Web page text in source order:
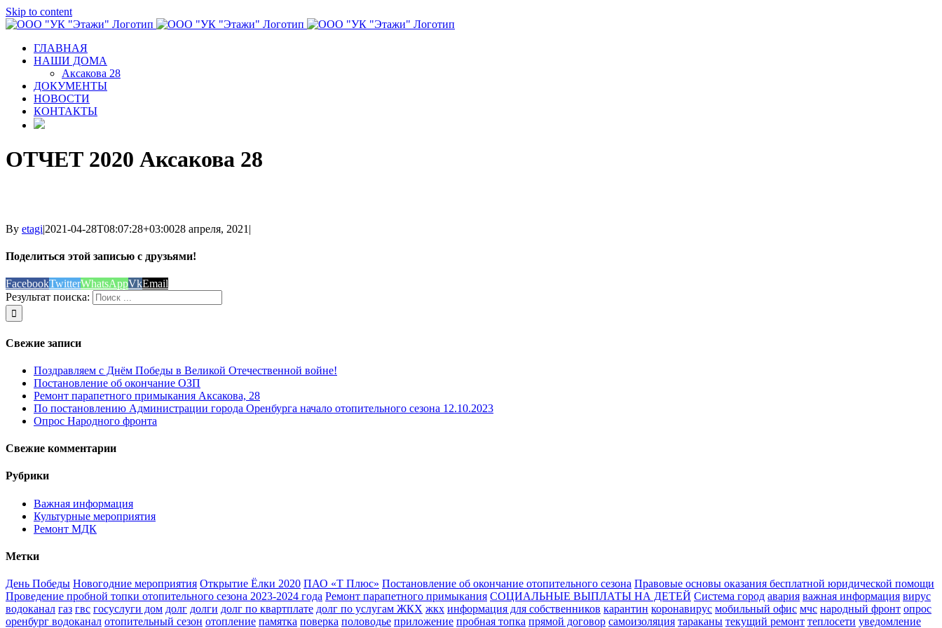
Skip to content
ГЛАВНАЯ
НАШИ ДОМА
Аксакова 28
ДОКУМЕНТЫ
НОВОСТИ
КОНТАКТЫ
ОТЧЕТ 2020 Аксакова 28
By etagi|2021-04-28T08:07:28+03:0028 апреля, 2021 |
Поделиться этой записью с друзьями!
FacebookTwitterWhatsAppVkEmail
Результат поиска:
Свежие записи
Поздравляем с Днём Победы в Великой Отечественной войне!
Постановление об окончание ОЗП
Ремонт парапетного примыкания Аксакова, 28
По постановлению Администрации города Оренбурга начало отопительного сезона 12.10.2023
Опрос Народного фронта
Свежие комментарии
Рубрики
Важная информация
Культурные мероприятия
Ремонт МДК
Метки
День Победы Новогодние мероприятия Открытие Ёлки 2020 ПАО «Т Плюс» Постановление об окончание отопительного сезона Правовые основы оказания бесплатной юридической помощи
Проведение пробной топки отопительного сезона 2023-2024 года Ремонт парапетного примыкания СОЦИАЛЬНЫЕ ВЫПЛАТЫ НА ДЕТЕЙ Система город авария важная информация вирус
водоканал газ гвс госуслуги дом долг долги долг по квартплате долг по услугам ЖКХ жкх информация для собственников карантин коронавирус мобильный офис мчс народный фронт опрос
оренбург водоканал отопительный сезон отопление памятка поверка половодье приложение пробная топка прямой договор самоизоляция тараканы текущий ремонт теплосети уведомление